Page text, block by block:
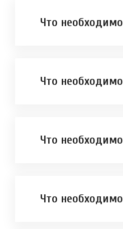
Что
Что
Что
Что